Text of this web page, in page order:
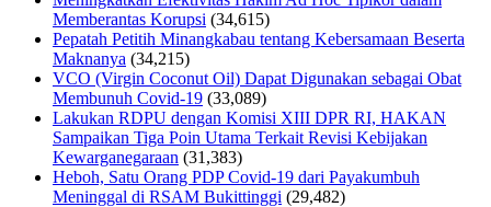
Memberantas Korupsi (34,615)
Pepatah Petitih Minangkabau tentang Kebersamaan Beserta
Maknanya (34,215)
VCO (Virgin Coconut Oil) Dapat Digunakan sebagai Obat
Membunuh Covid-19 (33,089)
Lakukan RDPU dengan Komisi XIII DPR RI, HAKAN
Sampaikan Tiga Poin Utama Terkait Revisi Kebijakan
Kewarganegaraan (31,383)
Heboh, Satu Orang PDP Covid-19 dari Payakumbuh
Meninggal di RSAM Bukittinggi (29,482)